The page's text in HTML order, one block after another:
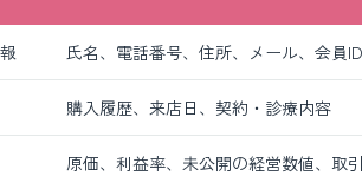
氏名、電話番号、住所、メール、会員ID
購入履歴、来店日、契約・診療内容
原価、利益率、未公開の経営数値、取